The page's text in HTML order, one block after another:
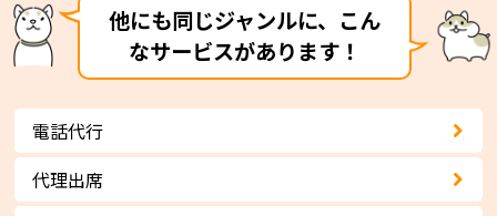
他にも同じジャンルに、こん
なサービスがあります！
電話代行
代理出席